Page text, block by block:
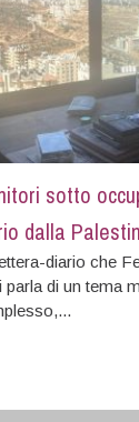
sotto
dalla
diario che
parla di un tema